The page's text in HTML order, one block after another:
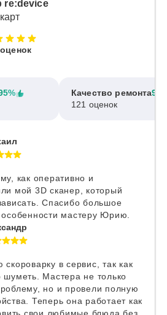
re:device
Качество ремонта
121 оценок
как оперативно и
мой 3D сканер, который
Спасибо большое
мастеру Юрию.
в сервис, так как
шуметь. Мастера не только
но и провели полную
Теперь она работает как